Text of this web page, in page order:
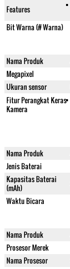
Features
Bit Warna (# Warna)
Nama Produk
Megapixel
Ukuran sensor
Fitur Perangkat Keras
Kamera
Nama Produk
Jenis Baterai
Kapasitas Baterai
(mAh)
Waktu Bicara
Nama Produk
Prosesor Merek
Nama Prosesor